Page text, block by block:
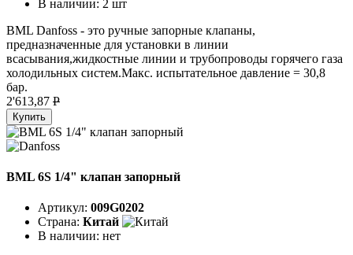
В наличии: 2 шт
BML Danfoss - это ручные запорные клапаны,
предназначенные для установки в линии
всасывания,жидкостные линии и трубопроводы горячего газа
холодильных систем.Макс. испытательное давление = 30,8
бар.
2'613,87 P
Купить
BML 6S 1/4" клапан запорный
Артикул: 009G0202
Страна: Китай
В наличии: нет